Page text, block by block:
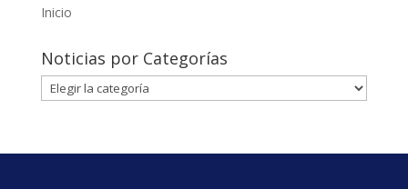
Inicio
Noticias por Categorías
Noticias
por